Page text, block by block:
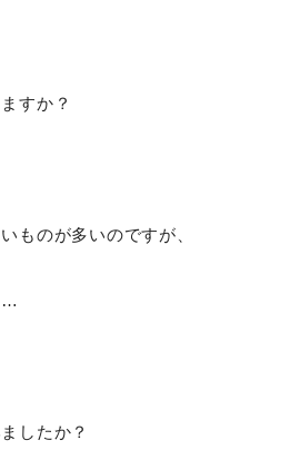
すか？
ものが多いのですが、
したか？